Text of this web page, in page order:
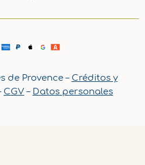
de Provence – Créditos y
CGV– Datos personales